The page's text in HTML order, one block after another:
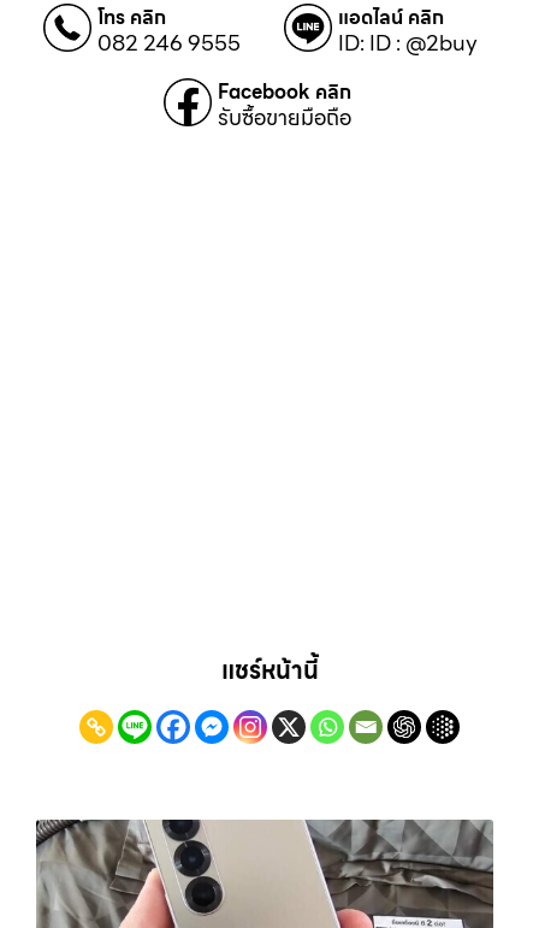
โทร คลิก
082 246 9555
แอดไลน์ คลิก
ID: ID : @2buy
Facebook คลิก
รับซื้อขายมือถือ
แชร์หน้านี้